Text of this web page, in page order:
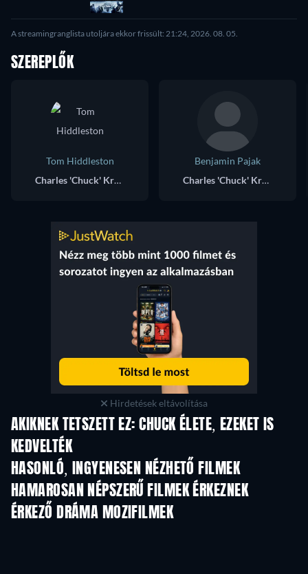
A streamingranglista utoljára ekkor frissült: 21:24, 2026. 08. 05.
SZEREPLŐK
Tom Hiddleston
Charles 'Chuck' Krantz
Benjamin Pajak
Charles 'Chuck' Krantz
Hirdetések eltávolítása
AKIKNEK TETSZETT EZ: CHUCK ÉLETE, EZEKET IS
KEDVELTÉK
HASONLÓ, INGYENESEN NÉZHETŐ FILMEK
HAMAROSAN NÉPSZERŰ FILMEK ÉRKEZNEK
ÉRKEZŐ DRÁMA MOZIFILMEK